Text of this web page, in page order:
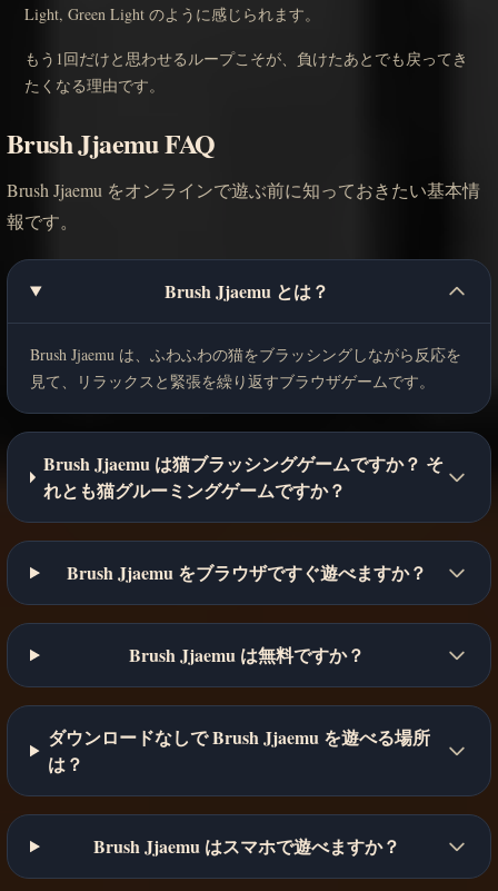
Light, Green Light のように感じられます。
もう1回だけと思わせるループこそが、負けたあとでも戻ってき
たくなる理由です。
Brush Jjaemu FAQ
Brush Jjaemu をオンラインで遊ぶ前に知っておきたい基本情
報です。
Brush Jjaemu とは？
Brush Jjaemu は、ふわふわの猫をブラッシングしながら反応を
見て、リラックスと緊張を繰り返すブラウザゲームです。
Brush Jjaemu は猫ブラッシングゲームですか？ そ
れとも猫グルーミングゲームですか？
Brush Jjaemu をブラウザですぐ遊べますか？
Brush Jjaemu は無料ですか？
ダウンロードなしで Brush Jjaemu を遊べる場所
は？
Brush Jjaemu はスマホで遊べますか？